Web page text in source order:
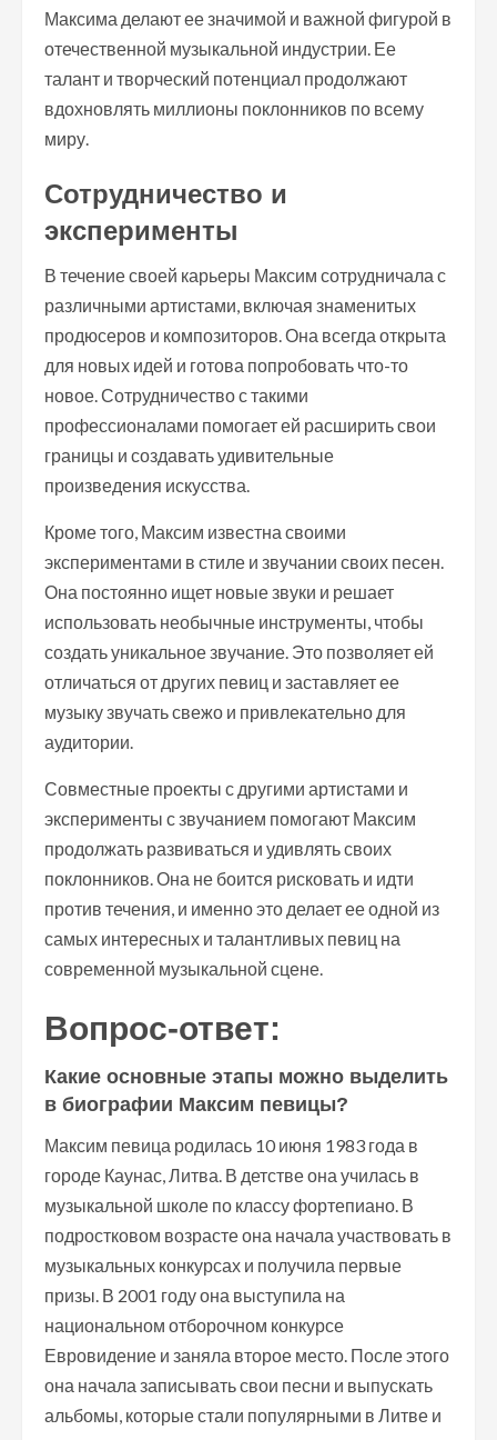
Максима делают ее значимой и важной фигурой в
отечественной музыкальной индустрии. Ее
талант и творческий потенциал продолжают
вдохновлять миллионы поклонников по всему
миру.
Сотрудничество и
эксперименты
В течение своей карьеры Максим сотрудничала с
различными артистами, включая знаменитых
продюсеров и композиторов. Она всегда открыта
для новых идей и готова попробовать что-то
новое. Сотрудничество с такими
профессионалами помогает ей расширить свои
границы и создавать удивительные
произведения искусства.
Кроме того, Максим известна своими
экспериментами в стиле и звучании своих песен.
Она постоянно ищет новые звуки и решает
использовать необычные инструменты, чтобы
создать уникальное звучание. Это позволяет ей
отличаться от других певиц и заставляет ее
музыку звучать свежо и привлекательно для
аудитории.
Совместные проекты с другими артистами и
эксперименты с звучанием помогают Максим
продолжать развиваться и удивлять своих
поклонников. Она не боится рисковать и идти
против течения, и именно это делает ее одной из
самых интересных и талантливых певиц на
современной музыкальной сцене.
Вопрос-ответ:
Какие основные этапы можно выделить
в биографии Максим певицы?
Максим певица родилась 10 июня 1983 года в
городе Каунас, Литва. В детстве она училась в
музыкальной школе по классу фортепиано. В
подростковом возрасте она начала участвовать в
музыкальных конкурсах и получила первые
призы. В 2001 году она выступила на
национальном отборочном конкурсе
Евровидение и заняла второе место. После этого
она начала записывать свои песни и выпускать
альбомы, которые стали популярными в Литве и